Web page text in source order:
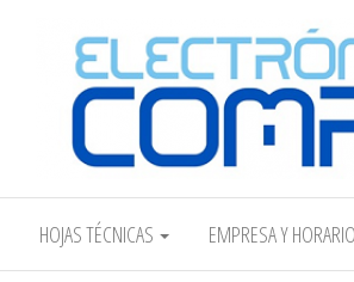
Electrónica
HOJAS TÉCNICAS EMPRESA Y HORARIO